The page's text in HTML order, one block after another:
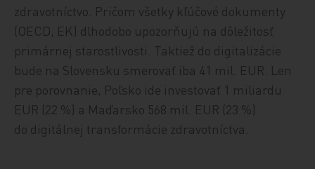
zdravotníctvo. Pričom všetky kľúčové dokumenty
(OECD, EK) dlhodobo upozorňujú na dôležitosť
primárnej starostlivosti. Taktiež do digitalizácie
bude na Slovensku smerovať iba 41 mil. EUR. Len
pre porovnanie, Poľsko ide investovať 1 miliardu
EUR (22 %) a Maďarsko 568 mil. EUR (23 %)
do digitálnej transformácie zdravotníctva.